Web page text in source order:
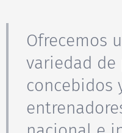
Ofrecemos
variedad de
concebidos